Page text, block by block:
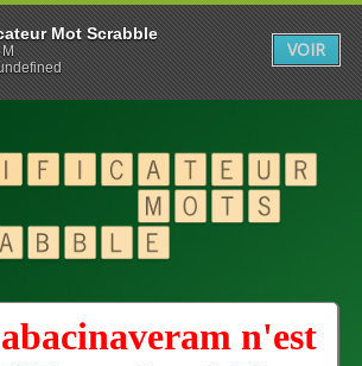
n'est
Mot Scrabble
M
VOIR